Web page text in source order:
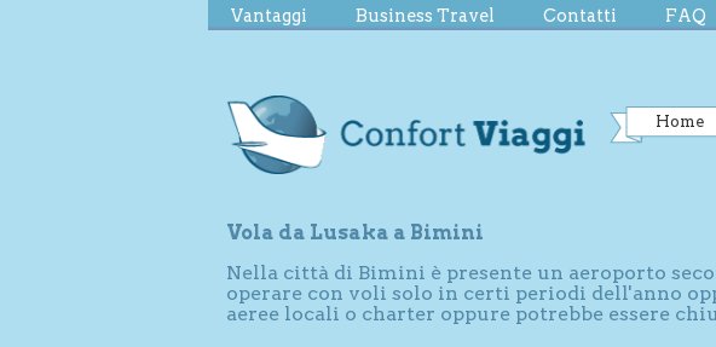
Vantaggi Business Travel Contatti FAQ
Home
Vola da Lusaka a Bimini
Nella città di Bimini è presente un aeroporto
operare con voli solo in certi periodi dell'anno
aeree locali o charter oppure potrebbe essere